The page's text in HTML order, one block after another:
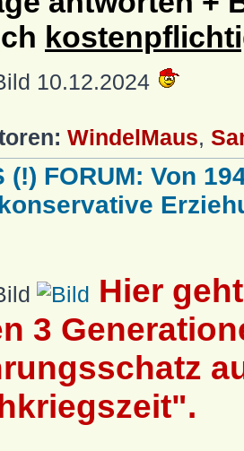
10.12.2024
WindelMaus,
(!) FORUM: Von
Hier
3